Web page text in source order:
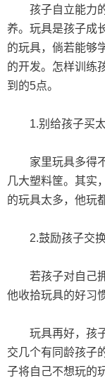
孩子自立能力的
养。玩具是孩子成
的玩具，倘若能够
的开发。怎样训练
到的5点。
1.别给孩子买太
家里玩具多得不
几大塑料筐。其实
的玩具太多，他玩
2.鼓励孩子交
若孩子对自己拥
他收拾玩具的好习
玩具再好，孩子
交几个有同龄孩子
子将自己不想玩的